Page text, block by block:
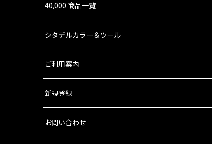
40,000 商品一覧
シタデルカラー＆ツール
ご利用案内
新規登録
お問い合わせ